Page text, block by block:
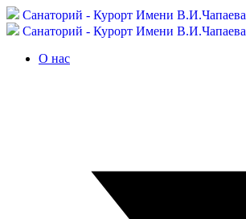
Санаторий - Курорт Имени В.И.Чапаева
Санаторий - Курорт Имени В.И.Чапаева
О нас